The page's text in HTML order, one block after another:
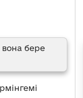
вона бере